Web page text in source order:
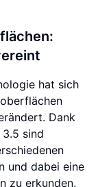
hat sich
Dank
sind
und dabei eine
zu erkunden.